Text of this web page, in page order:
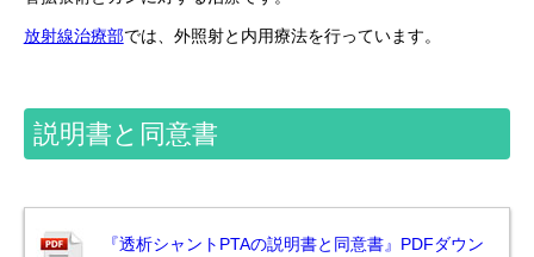
放射線治療部では、外照射と内用療法を行っています。
説明書と同意書
『透析シャントPTAの説明書と同意書』PDFダウン